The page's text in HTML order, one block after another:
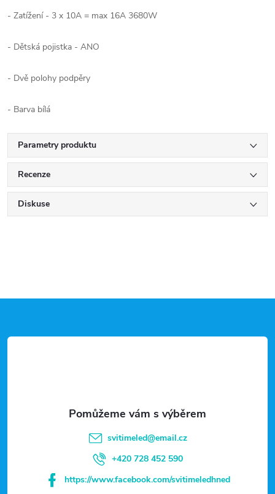
- Zatížení - 3 x 10A = max 16A 3680W
- Dětská pojistka - ANO
- Dvě polohy podpěry
- Barva bílá
Parametry produktu
Recenze
Diskuse
á
svitimeled@email.cz
+420 728 452 590
https://www.facebook.com/svitimeledhned